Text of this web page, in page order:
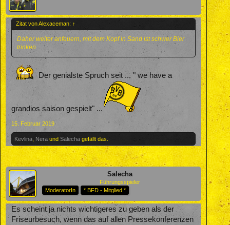
Zitat von Alexaceman: ↑
Daher weiter anfeuern, mit dem Kopf in Sand ist schwer Bier
trinken
Der genialste Spruch seit ... " we have a
grandios saison gespielt" ...
15. Februar 2019
Kevlina Nera und Salecha gefällt das.
Salecha
Führungsspieler
ModeratorIn
* BFD - Mitglied *
Es scheint ja nichts wichtigeres zu geben als der
Friseurbesuch, wenn das auf allen Pressekonferenzen